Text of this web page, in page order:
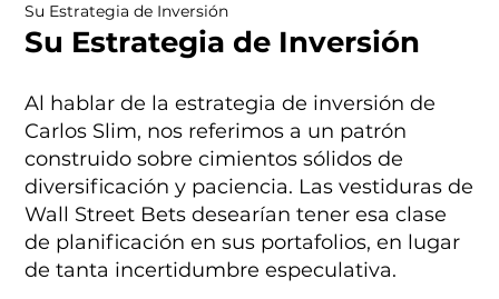
Su Estrategia de Inversión
Su Estrategia de Inversión
Al hablar de la estrategia de inversión de
Carlos Slim, nos referimos a un patrón
construido sobre cimientos sólidos de
diversificación y paciencia. Las vestiduras de
Wall Street Bets desearían tener esa clase
de planificación en sus portafolios, en lugar
de tanta incertidumbre especulativa.